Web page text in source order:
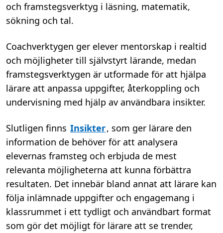
och framstegsverktyg i läsning, matematik,
sökning och tal.
Coachverktygen ger elever mentorskap i realtid
och möjligheter till självstyrt lärande, medan
framstegsverktygen är utformade för att hjälpa
lärare att anpassa uppgifter, återkoppling och
undervisning med hjälp av användbara insikter.
Slutligen finns Insikter, som ger lärare den
information de behöver för att analysera
elevernas framsteg och erbjuda de mest
relevanta möjligheterna att kunna förbättra
resultaten. Det innebär bland annat att lärare kan
följa inlämnade uppgifter och engagemang i
klassrummet i ett tydligt och användbart format
som gör det möjligt för lärare att se trender,